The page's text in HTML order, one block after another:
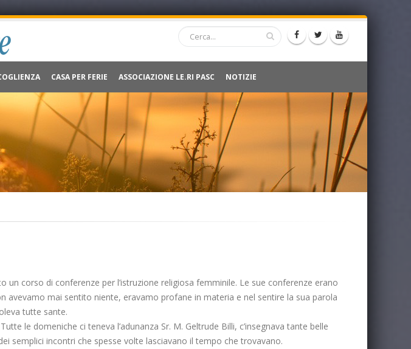
CASA PER FERIE ASSOCIAZIONE LE.RI PASC NOTIZIE
corso di conferenze per l’istruzione religiosa femminile. Le sue conferenze erano
avevamo mai sentito niente, eravamo profane in materia e nel sentire la sua parola
tutte sante.
le domeniche ci teneva l’adunanza Sr. M. Geltrude Billi, c’insegnava tante belle
semplici incontri che spesse volte lasciavano il tempo che trovavano.